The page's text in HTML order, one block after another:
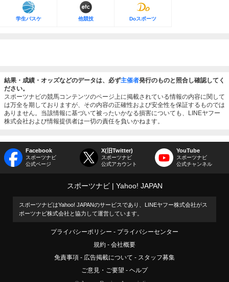
学生バスケ 他競技 Doスポーツ
結果・成績・オッズなどのデータは、必ず主催者発行のものと照合し確認してく
ださい。
スポーツナビの競馬コンテンツのページ上に掲載されている情報の内容に関して
は万全を期しておりますが、その内容の正確性および安全性を保証するものでは
ありません。当該情報に基づいて被ったいかなる損害についても、LINEヤフー
株式会社および情報提供者は一切の責任を負いかねます。
Facebook
スポーツナビ
公式ページ
X(旧Twitter)
スポーツナビ
公式アカウント
YouTube
スポーツナビ
公式チャンネル
スポーツナビ Yahoo! JAPAN
スポーツナビはYahoo! JAPANのサービスであり、LINEヤフー株式会社がス
ポーツナビ株式会社と協力して運営しています。
プライバシーポリシー
プライバシーセンター
規約
会社概要
免責事項
広告掲載について
スタッフ募集
ご意見・ご要望
ヘルプ